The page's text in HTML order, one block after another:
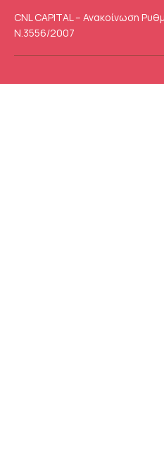
CNL CAPITAL – Ανακοίνωση
Ν.3556/2007